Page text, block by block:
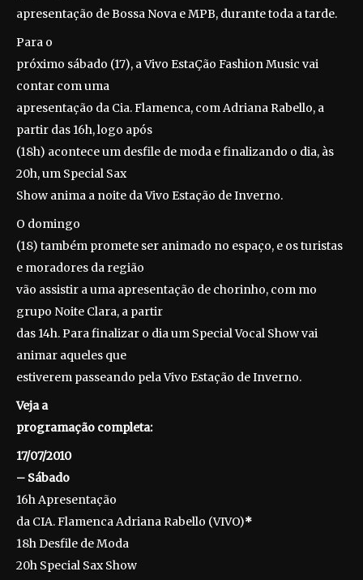
apresentação de Bossa Nova e MPB, durante toda a tarde.
Para o
próximo sábado (17), a Vivo EstaÇão Fashion Music vai
contar com uma
apresentação da Cia. Flamenca, com Adriana Rabello, a
partir das 16h, logo após
(18h) acontece um desfile de moda e finalizando o dia, às
20h, um Special Sax
Show anima a noite da Vivo Estação de Inverno.
O domingo
(18) também promete ser animado no espaço, e os turistas
e moradores da região
vão assistir a uma apresentação de chorinho, com mo
grupo Noite Clara, a partir
das 14h. Para finalizar o dia um Special Vocal Show vai
animar aqueles que
estiverem passeando pela Vivo Estação de Inverno.
Veja a
programação completa:
17/07/2010
– Sábado
16h Apresentação
da CIA. Flamenca Adriana Rabello (VIVO)*
18h Desfile de Moda
20h Special Sax Show